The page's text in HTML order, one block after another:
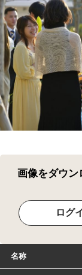
画像をダウン
ログ
名称